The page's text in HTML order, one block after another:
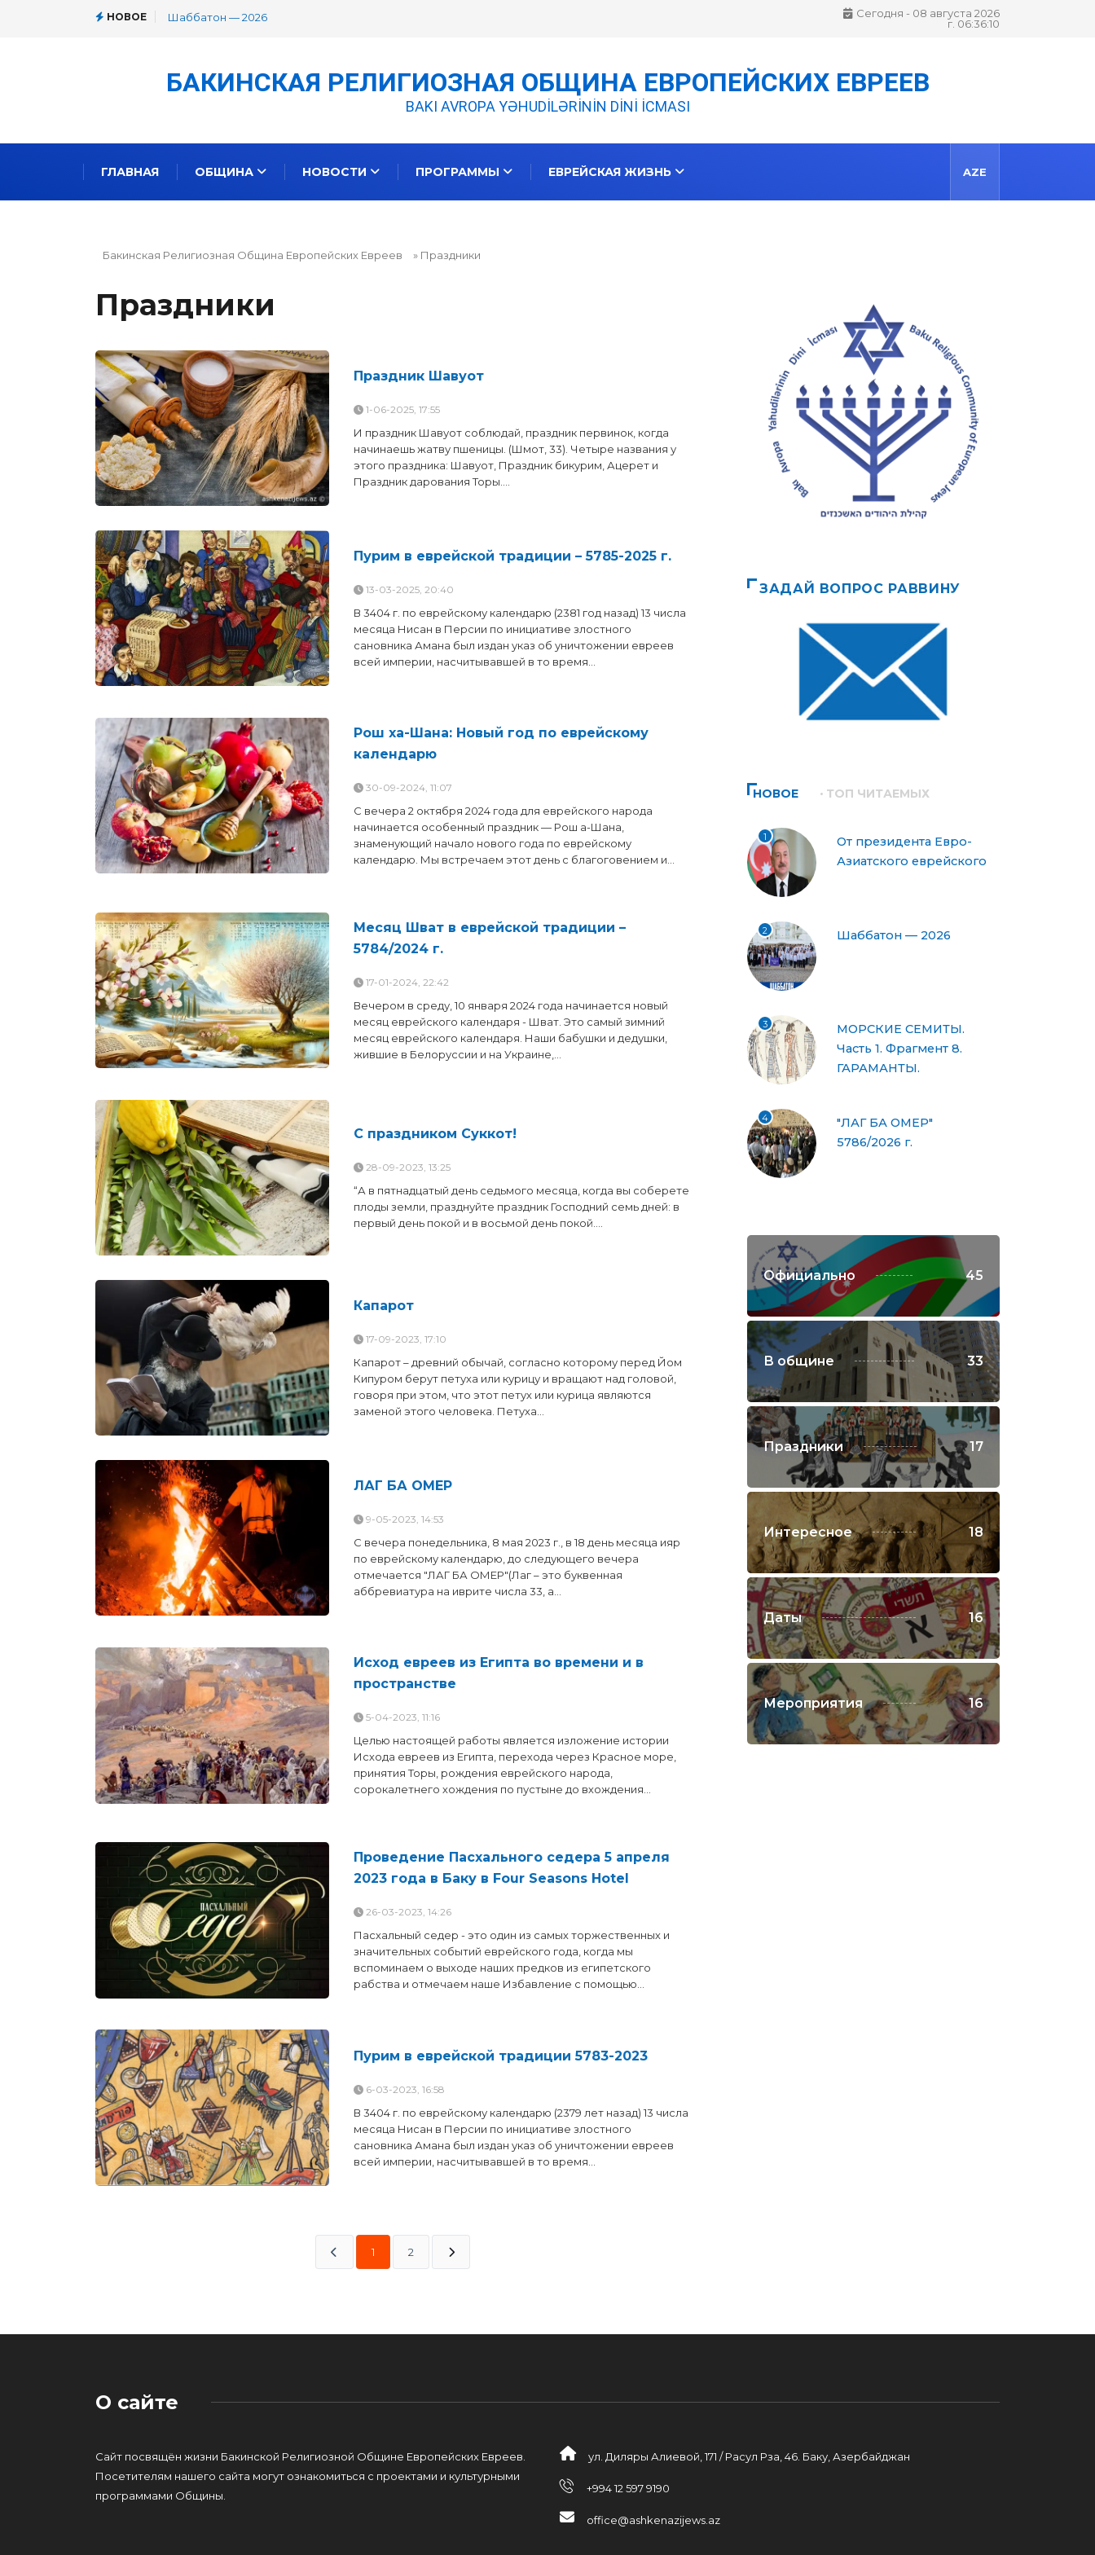
НОВОЕ МОРСКИЕ СЕМИТЫ. Часть 1. Фрагмент 8. ГАРАМАНТЫ. ЗАКЛЮЧЕНИЕ "ЛАГ БА ОМЕР" 5786/2026 г.
Сегодня - 08 августа 2026 г. 06:36:11
БАКИНСКАЯ РЕЛИГИОЗНАЯ ОБЩИНА ЕВРОПЕЙСКИХ ЕВРЕЕВ
BAKI AVROPA YƏHUDİLƏRİNİN DİNİ İCMASI
ГЛАВНАЯ ОБЩИНА НОВОСТИ ПРОГРАММЫ ЕВРЕЙСКАЯ ЖИЗНЬ AZE
Бакинская Религиозная Община Европейских Евреев » Праздники
Праздники
Праздник Шавуот
1-06-2025, 17:55
И праздник Шавуот соблюдай, праздник первинок, когда
начинаешь жатву пшеницы. (Шмот, 33). Четыре названия у
этого праздника: Шавуот, Праздник бикурим, Ацерет и
Праздник дарования Торы....
Пурим в еврейской традиции – 5785-2025 г.
13-03-2025, 20:40
В 3404 г. по еврейскому календарю (2381 год назад) 13 числа
месяца Нисан в Персии по инициативе злостного
сановника Амана был издан указ об уничтожении евреев
всей империи, насчитывавшей в то время...
Рош ха-Шана: Новый год по еврейскому
календарю
30-09-2024, 11:07
С вечера 2 октября 2024 года для еврейского народа
начинается особенный праздник — Рош а-Шана,
знаменующий начало нового года по еврейскому
календарю. Мы встречаем этот день с благоговением и...
Месяц Шват в еврейской традиции –
5784/2024 г.
17-01-2024, 22:42
Вечером в среду, 10 января 2024 года начинается новый
месяц еврейского календаря - Шват. Это самый зимний
месяц еврейского календаря. Наши бабушки и дедушки,
жившие в Белоруссии и на Украине,...
С праздником Суккот!
28-09-2023, 13:25
“А в пятнадцатый день седьмого месяца, когда вы соберете
плоды земли, празднуйте праздник Господний семь дней: в
первый день покой и в восьмой день покой....
Капарот
17-09-2023, 17:10
Капарот – древний обычай, согласно которому перед Йом
Кипуром берут петуха или курицу и вращают над головой,
говоря при этом, что этот петух или курица являются
заменой этого человека. Петуха...
ЛАГ БА ОМЕР
9-05-2023, 14:53
С вечера понедельника, 8 мая 2023 г., в 18 день месяца ияр
по еврейскому календарю, до следующего вечера
отмечается "ЛАГ БА ОМЕР"(Лаг – это буквенная
аббревиатура на иврите числа 33, а...
Исход евреев из Египта во времени и в
пространстве
5-04-2023, 11:16
Целью настоящей работы является изложение истории
Исхода евреев из Египта, перехода через Красное море,
принятия Торы, рождения еврейского народа,
сорокалетнего хождения по пустыне до вхождения...
Проведение Пасхального седера 5 апреля
2023 года в Баку в Four Seasons Hotel
26-03-2023, 14:26
Пасхальный седер - это один из самых торжественных и
значительных событий еврейского года, когда мы
вспоминаем о выходе наших предков из египетского
рабства и отмечаем наше Избавление с помощью...
Пурим в еврейской традиции 5783-2023
В 3404 г. по еврейскому календарю (2379 лет назад) 13 числа
месяца Нисан в Персии по инициативе злостного
сановника Амана был издан указ об уничтожении евреев
всей империи, насчитывавшей в то время...
1 2
ЗАДАЙ ВОПРОС РАВВИНУ
НОВОЕ ТОП ЧИТАЕМЫХ
1
От президента Евро-
Азиатского еврейского
2 Шаббатон — 2026
3
МОРСКИЕ СЕМИТЫ.
Часть 1. Фрагмент 8.
ГАРАМАНТЫ.
4
"ЛАГ БА ОМЕР"
5786/2026 г.
Официально 45
В общине 33
Праздники 17
Интересное 18
Даты 16
Мероприятия 16
О сайте
Сайт посвящён жизни Бакинской Религиозной Общине Европейских Евреев.
Посетителям нашего сайта могут ознакомиться с проектами и культурными
программами Общины.
ул. Диляры Алиевой, 171 / Расул Рза, 46. Баку, Азербайджан
+994 12 597 9190
office@ashkenazijews.az